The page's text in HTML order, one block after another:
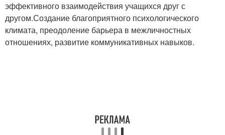
эффективного взаимодействия учащихся друг с
другом.Создание благоприятного психологического
климата, преодоление барьера в межличностных
отношениях, развитие коммуникативных навыков.